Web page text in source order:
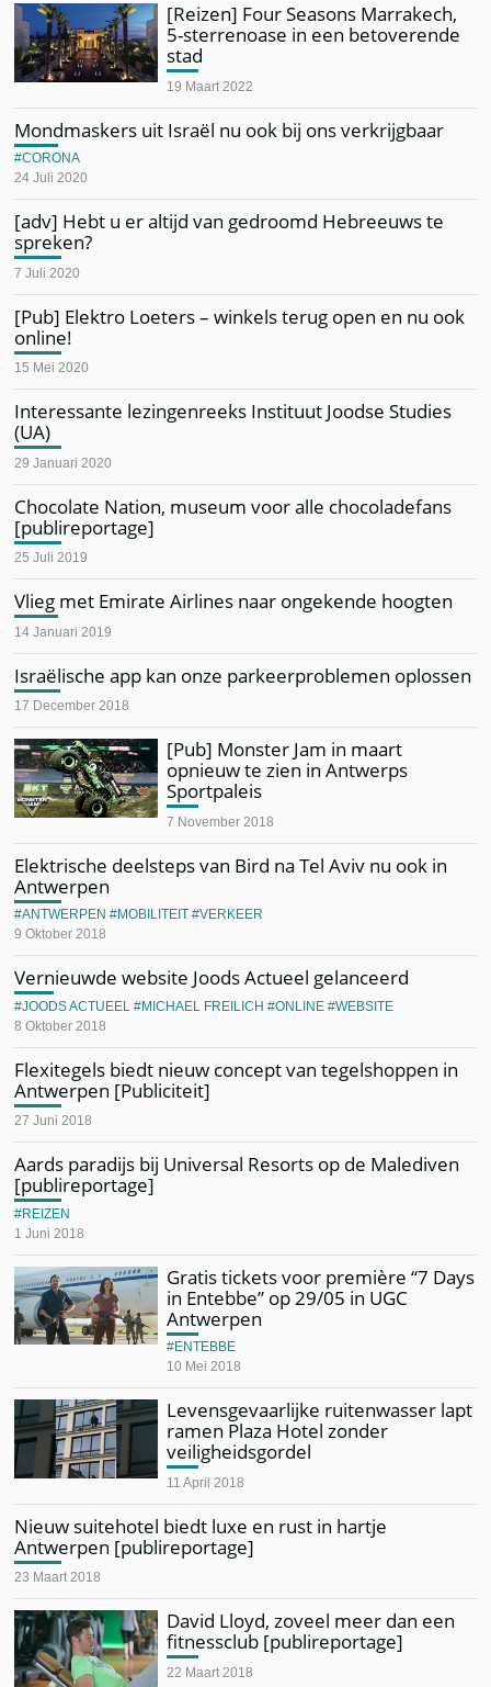
[Reizen] Four Seasons Marrakech,
5-sterrenoase in een betoverende
stad
19 Maart 2022
Mondmaskers uit Israël nu ook bij ons verkrijgbaar
24 Juli 2020
CORONA
[adv] Hebt u er altijd van gedroomd Hebreeuws te
spreken?
7 Juli 2020
[Pub] Elektro Loeters – winkels terug open en nu ook
online!
15 Mei 2020
Interessante lezingenreeks Instituut Joodse Studies
(UA)
29 Januari 2020
Chocolate Nation, museum voor alle chocoladefans
[publireportage]
25 Juli 2019
Vlieg met Emirate Airlines naar ongekende hoogten
14 Januari 2019
Israëlische app kan onze parkeerproblemen oplossen
17 December 2018
[Pub] Monster Jam in maart
opnieuw te zien in Antwerps
Sportpaleis
7 November 2018
Elektrische deelsteps van Bird na Tel Aviv nu ook in
Antwerpen
9 Oktober 2018
ANTWERPEN MOBILITEIT VERKEER
Vernieuwde website Joods Actueel gelanceerd
8 Oktober 2018
JOODS ACTUEEL MICHAEL FREILICH ONLINE WEBSITE
Flexitegels biedt nieuw concept van tegelshoppen in
Antwerpen [Publiciteit]
27 Juni 2018
Aards paradijs bij Universal Resorts op de Malediven
[publireportage]
1 Juni 2018
REIZEN
Gratis tickets voor première “7 Days
in Entebbe” op 29/05 in UGC
Antwerpen
10 Mei 2018
ENTEBBE
Levensgevaarlijke ruitenwasser lapt
ramen Plaza Hotel zonder
veiligheidsgordel
11 April 2018
Nieuw suitehotel biedt luxe en rust in hartje
Antwerpen [publireportage]
23 Maart 2018
David Lloyd, zoveel meer dan een
fitnessclub [publireportage]
22 Maart 2018